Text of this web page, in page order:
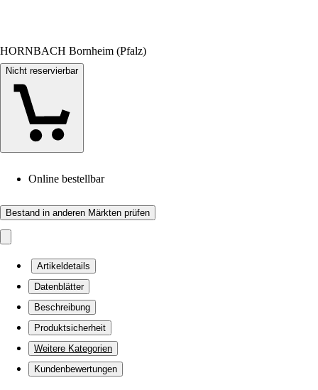
HORNBACH Bornheim (Pfalz)
Nicht reservierbar
Online bestellbar
Bestand in anderen Märkten prüfen
Artikeldetails
Datenblätter
Beschreibung
Produktsicherheit
Weitere Kategorien
Kundenbewertungen